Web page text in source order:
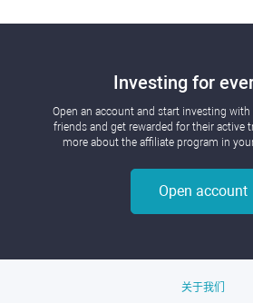
Investing for
Open an account and start investing
friends and get rewarded for their active
more about the affiliate program in
Open account
关于我们